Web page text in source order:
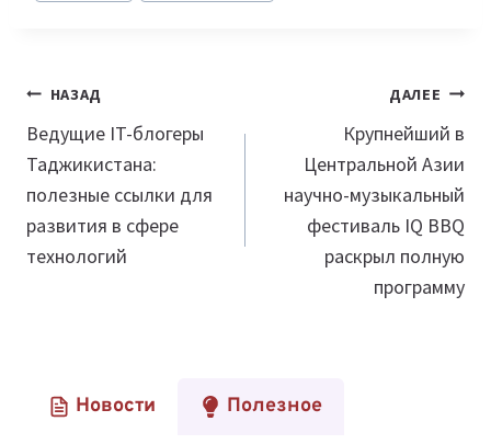
Навигация
по
записям
НАЗАД
Ведущие IT-блогеры
Таджикистана:
полезные ссылки для
развития в сфере
технологий
ДАЛЕЕ
Крупнейший в
Центральной Азии
научно-музыкальный
фестиваль IQ BBQ
раскрыл полную
программу
Новости Полезное